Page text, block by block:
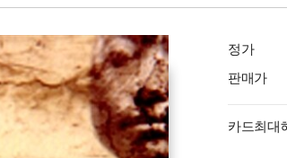
정가
판매가
카드최대